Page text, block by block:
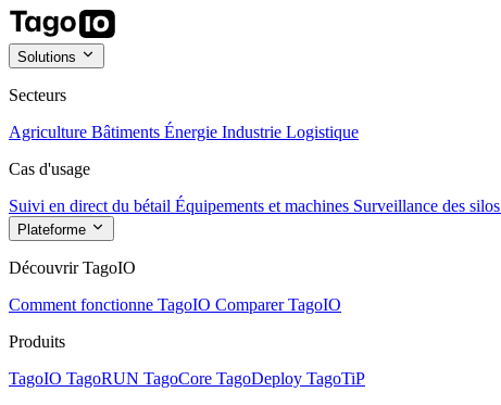
Solutions
Secteurs
Agriculture Bâtiments Énergie Industrie Logistique
Cas d'usage
Suivi en direct du bétail Équipements et machines Surveillance des silos
Plateforme
Découvrir TagoIO
Comment fonctionne TagoIO Comparer TagoIO
Produits
TagoIO TagoRUN TagoCore TagoDeploy TagoTiP